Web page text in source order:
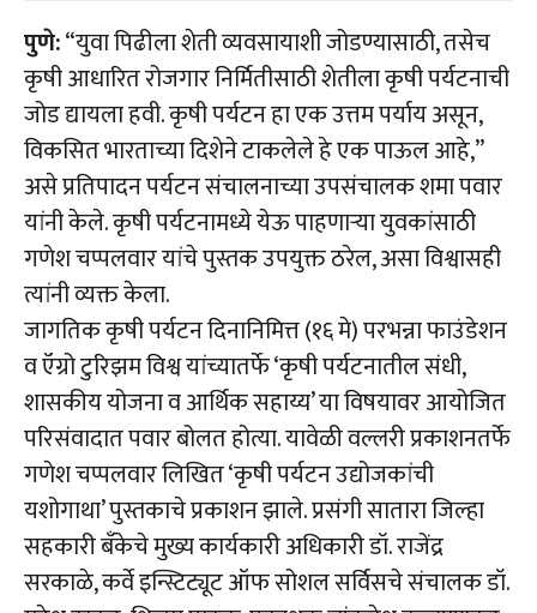
पुणे:“युवा पिढीला शेती व्यवसायाशी जोडण्यासाठी, तसेच
कृषी आधारित रोजगार निर्मितीसाठी शेतीला कृषी पर्यटनाची
जोड द्यायला हवी. कृषी पर्यटन हा एक उत्तम पर्याय असून,
विकसित भारताच्या दिशेने टाकलेले हे एक पाऊल आहे,”
असे प्रतिपादन पर्यटन संचालनाच्या उपसंचालक शमा पवार
यांनी केले. कृषी पर्यटनामध्ये येऊ पाहणाऱ्या युवकांसाठी
गणेश चप्पलवार यांचे पुस्तक उपयुक्त ठरेल, असा विश्वासही
त्यांनी व्यक्त केला.
जागतिक कृषी पर्यटन दिनानिमित्त (१६ मे) परभन्ना फाउंडेशन
व ऍग्रो टुरिझम विश्व यांच्यातर्फे ‘कृषी पर्यटनातील संधी,
शासकीय योजना व आर्थिक सहाय्य’ या विषयावर आयोजित
परिसंवादात पवार बोलत होत्या. यावेळी वल्लरी प्रकाशनतर्फे
गणेश चप्पलवार लिखित ‘कृषी पर्यटन उद्योजकांची
यशोगाथा’ पुस्तकाचे प्रकाशन झाले. प्रसंगी सातारा जिल्हा
सहकारी बँकेचे मुख्य कार्यकारी अधिकारी डॉ. राजेंद्र
सरकाळे, कर्वे इन्स्टिट्यूट ऑफ सोशल सर्विसचे संचालक डॉ.